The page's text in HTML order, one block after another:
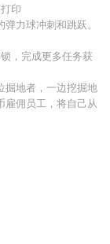
印
力球冲刺和跳跃。
，完成更多任务获
掘地者，一边挖掘地
雇佣员工，将自己从